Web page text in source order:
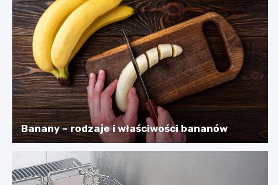
Banany – rodzaje i właściwości bananów